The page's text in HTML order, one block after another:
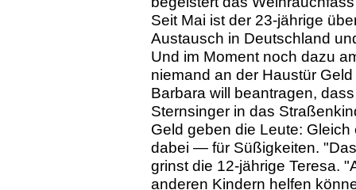
Seit Mai ist der 23-jährige
Austausch in Deutschland
Und im Moment noch dazu
niemand an der Haustür
Barbara will beantragen,
Sternsinger in das
Geld geben die Leute:
dabei — für Süßigkeiten.
grinst die 12-jährige Teresa.
anderen Kindern helfen